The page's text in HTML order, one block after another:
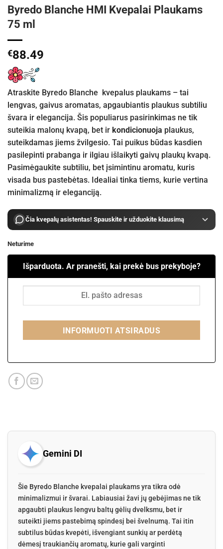
Byredo Blanche HMI Kvepalai Plaukams
75 ml
€88.49
Atraskite Byredo Blanche kvepalus plaukams – tai
lengvas, gaivus aromatas, apgaubiantis plaukus subtiliu
švara ir elegancija. Šis populiarus pasirinkimas ne tik
suteikia malonų kvapą, bet ir kondicionuoja plaukus,
suteikdamas jiems žvilgesio. Tai puikus būdas kasdien
pasilepinti prabanga ir ilgiau išlaikyti gaivų plaukų kvapą.
Pasimėgaukite subtiliu, bet įsimintinu aromatu, kuris
visada bus pastebėtas. Idealiai tinka tiems, kurie vertina
minimalizmą ir eleganciją.
Čia kvepalų asistentas! Spauskite ir užduokite klausimą
Neturime
Išparduota. Ar pranešti, kai prekė bus prekyboje?
INFORMUOTI ATSIRADUS
Gemini DI
Šie Byredo Blanche kvepalai plaukams yra tikra odė
minimalizmui ir švarai. Labiausiai žavi jų gebėjimas ne tik
apgaubti plaukus lengvu baltų gėlių dvelksmu, bet ir
suteikti jiems pastebimą spindesį bei švelnumą. Tai itin
subtilus būdas kvepėti, išvengiant sunkių ar perdėtą
dėmesį traukiančių aromatų, kurie gali varginti